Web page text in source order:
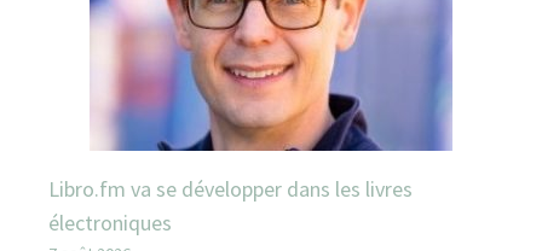
Libro.fm va se développer dans les livres
électroniques